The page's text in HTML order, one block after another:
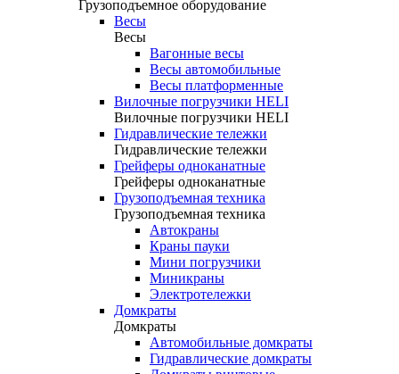
Грузоподъемное оборудование
Весы
Весы
Вагонные весы
Весы автомобильные
Весы платформенные
Вилочные погрузчики HELI
Вилочные погрузчики HELI
Гидравлические тележки
Гидравлические тележки
Грейферы одноканатные
Грейферы одноканатные
Грузоподъемная техника
Грузоподъемная техника
Автокраны
Краны пауки
Мини погрузчики
Миникраны
Электротележки
Домкраты
Домкраты
Автомобильные домкраты
Гидравлические домкраты